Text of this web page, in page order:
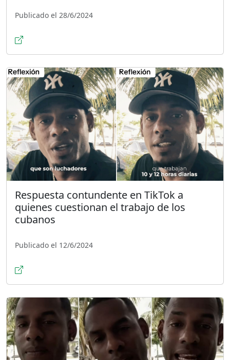
Publicado el 28/6/2024
Respuesta contundente en TikTok a
quienes cuestionan el trabajo de los
cubanos
Publicado el 12/6/2024